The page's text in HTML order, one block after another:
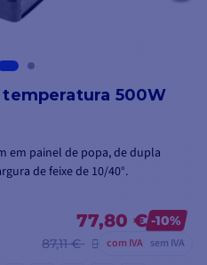
500W
em painel de popa, de dupla
de feixe de 10/40°.
77,80 € -10%
87,11 €
com IVA sem IVA